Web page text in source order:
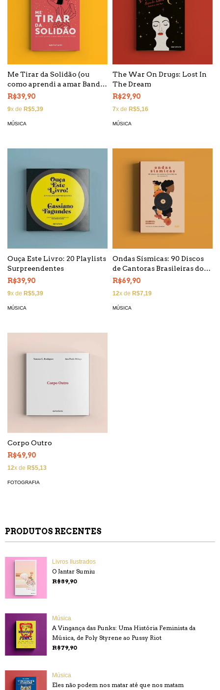
Me Tirar da Solidão (ou
como aprendi a amar Banda
Eva Ao Vivo)
R$39,90
9x de R$5,39
MÚSICA
The War On Drugs: Lost In
The Dream
R$29,90
7x de R$5,16
MÚSICA
Ouça Este Livro: 20 Playlists
Surpreendentes
R$39,90
9x de R$5,39
MÚSICA
Ondas Sísmicas: 90 Discos
de Cantoras Brasileiras do
Século 21
R$69,90
12x de R$7,19
MÚSICA
Corpo Outro
R$49,90
12x de R$5,13
FOTOGRAFIA
PRODUTOS RECENTES
Livros Ilustrados
O Jantar Sumiu
R$89,90
Música
A Vingança das Punks: Uma História Feminista da
Música, de Poly Styrene ao Pussy Riot
R$79,90
Música
Eles não podem nos matar até que nos matam